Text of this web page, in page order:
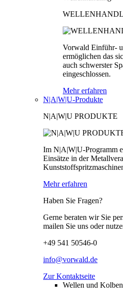
Vorwald Einführ-
ermöglichen das
auch schwerster
eingeschlossen.
Mehr erfahren
N|A|W|U-Produkte
N|A|W|U PRODUKTE
Im N|A|W|U-Programm
Einsätze in der
Mehr erfahren
Haben Sie Fragen?
Gerne beraten wir Sie
mailen Sie uns oder
+49 541 50546-0
info@vorwald.de
Zur Kontaktseite
Wellen und Kolben